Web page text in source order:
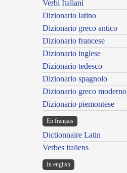
Verbi Italiani
Dizionario latino
Dizionario greco antico
Dizionario francese
Dizionario inglese
Dizionario tedesco
Dizionario spagnolo
Dizionario greco moderno
Dizionario piemontese
En français
Dictionnaire Latin
Verbes italiens
In english